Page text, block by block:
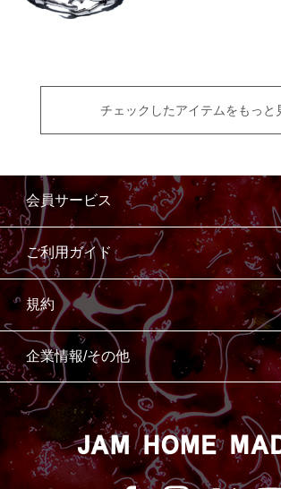
チェックしたアイテムをもっと
会員サービス
ご利用ガイド
規約
企業情報/その他